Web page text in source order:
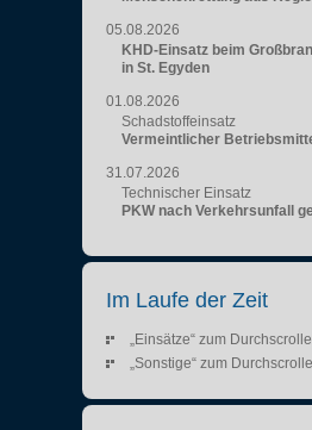
05.08.2026
KHD-Einsatz beim
in St. Egyden
01.08.2026
Schadstoffeinsatz
Vermeintlicher
31.07.2026
Technischer Einsatz
PKW nach Verkehrsunfall
Im Laufe der Zeit
„Einsätze“ zum
„Sonstige“ zum